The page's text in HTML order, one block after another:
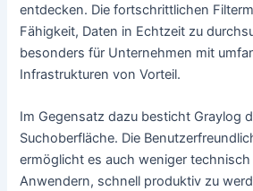
entdecken. Die fortschrittlichen
Fähigkeit, Daten in Echtzeit zu
besonders für Unternehmen mit
Infrastrukturen von Vorteil.
Im Gegensatz dazu besticht Graylog
Suchoberfläche. Die
ermöglicht es auch weniger technisch
Anwendern, schnell produktiv zu